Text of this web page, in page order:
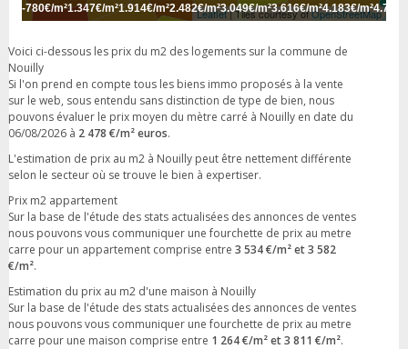
Leaflet| Tiles courtesy ofOpenStreetMap
-780€/m²1.347€/m²1.914€/m²2.482€/m²3.049€/m²3.616€/m²4.183€/m²
Voici ci-dessous les prix du m2 des logements sur la commune de
Nouilly
Si l'on prend en compte tous les biens immo proposés à la vente
sur le web, sous entendu sans distinction de type de bien, nous
pouvons évaluer le prix moyen du mètre carré à Nouilly en date du
06/08/2026 à 2 478 €/m² euros.
L'estimation de prix au m2 à Nouilly peut être nettement différente
selon le secteur où se trouve le bien à expertiser.
Prix m2 appartement
Sur la base de l'étude des stats actualisées des annonces de ventes
nous pouvons vous communiquer une fourchette de prix au metre
carre pour un appartement comprise entre 3 534 €/m² et 3 582
€/m².
Estimation du prix au m2 d'une maison à Nouilly
Sur la base de l'étude des stats actualisées des annonces de ventes
nous pouvons vous communiquer une fourchette de prix au metre
carre pour une maison comprise entre 1 264 €/m² et 3 811 €/m².